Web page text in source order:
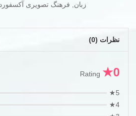
زبان, فرهنگ تصویری آکسفورد,
نظرات (0)
0★
Rating
5★
4★